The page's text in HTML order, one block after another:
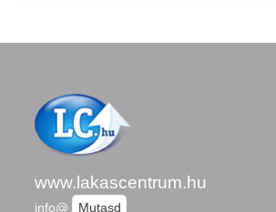
www.lakascentrum.hu
info@
Mutasd